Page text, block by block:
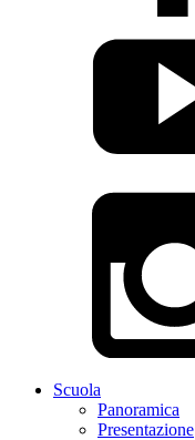
Scuola
Panoramica
Presentazione